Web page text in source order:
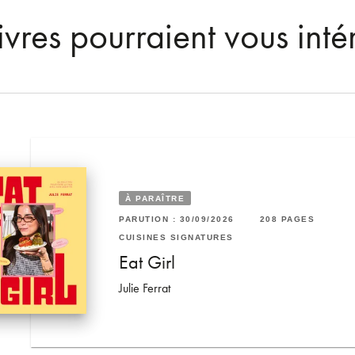
pourraient vous
PAGES
Made
: 04/03/2026 48 PAGES
SIGNATURES
petits cahiers Home Made
- Pains
Fénot
À PARAÎTRE
PARUTION : 30/09/2026 208 PAGES
CUISINES SIGNATURES
Eat Girl
Julie Ferrat